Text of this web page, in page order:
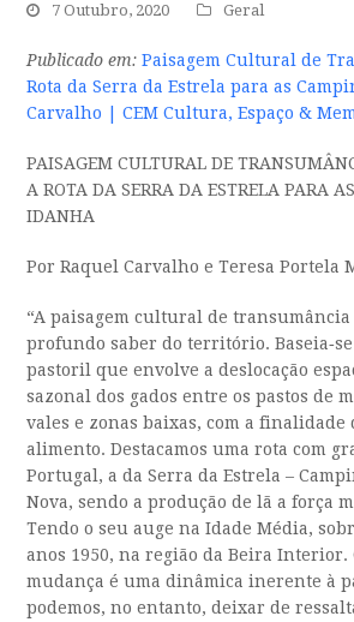
7 Outubro, 2020 Geral
Publicado em: Paisagem Cultural de
Rota da Serra da Estrela para as
Carvalho | CEM Cultura, Espaço &
PAISAGEM CULTURAL DE
A ROTA DA SERRA DA ESTRELA PARA
IDANHA
Por Raquel Carvalho e Teresa Portela
“A paisagem cultural de
profundo saber do território.
pastoril que envolve a deslocação
sazonal dos gados entre os pastos de
vales e zonas baixas, com a finalidade
alimento. Destacamos uma rota com
Portugal, a da Serra da Estrela –
Nova, sendo a produção de lã a força
Tendo o seu auge na Idade Média,
anos 1950, na região da Beira Interior.
mudança é uma dinâmica inerente à
podemos, no entanto, deixar de